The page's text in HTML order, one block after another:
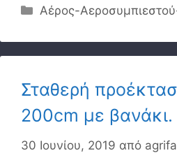
Κατηγορίες
Αέρος-
Σταθερή
200cm με βανάκι.
30 Ιουνίου, 2019 από agrifa